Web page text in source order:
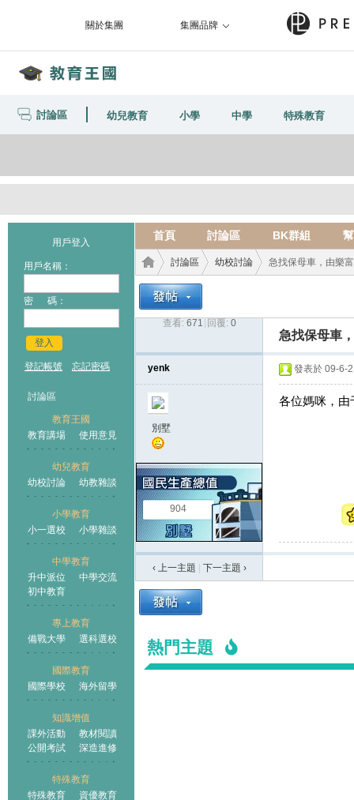
關於集團 集團品牌
討論區 幼兒教育 小學 中學 特殊教育
用戶登入
用戶名稱：
密 碼：
登入
登記帳號 忘記密碼
討論區
教育王國
教育講場
使用意見
幼兒教育
幼校討論
幼教雜談
小學教育
小一選校
小學雜談
中學教育
升中派位
中學交流
初中教育
專上教育
備戰大學
選科選校
國際教育
國際學校
海外留學
知識增值
課外活動
教材閱讀
公開考試
深造進修
特殊教育
特殊教育
資優教育
首頁 討論區 BK群組
王國
討論區
›
幼校討論 急找保母車，由樂
查看: 671 回覆: 0
急找保母車
yenk
別墅
904
發表於 09-6-
各位媽咪，由
‹ 上一主題 下一主題 ›
熱門主題